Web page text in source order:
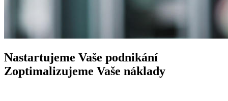
Nastartujeme Vaše podnikání
Zoptimalizujeme Vaše náklady